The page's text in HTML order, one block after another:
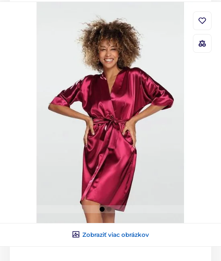
Zobraziť viac obrázkov